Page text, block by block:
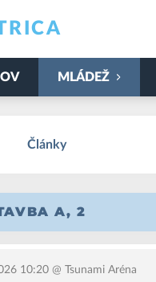
MLÁDEŽ
Články
A, 2
10:20@ Tsunami Aréna